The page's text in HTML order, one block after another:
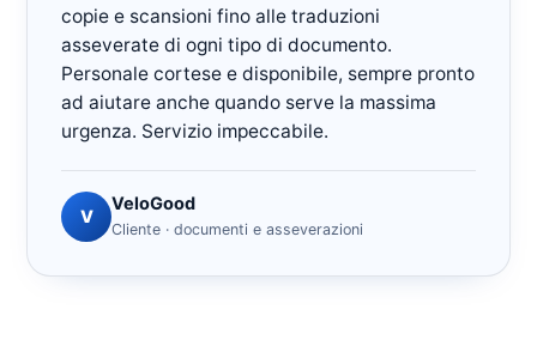
copie e scansioni fino alle traduzioni
asseverate di ogni tipo di documento.
Personale cortese e disponibile, sempre pronto
ad aiutare anche quando serve la massima
urgenza. Servizio impeccabile.
V
VeloGood
Cliente · documenti e asseverazioni